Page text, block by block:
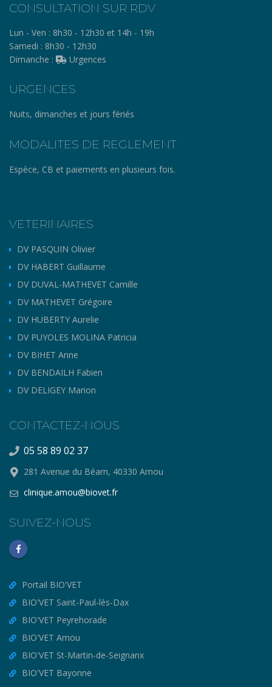
CONSULTATION SUR RDV
Lun - Ven : 8h30 - 12h30 et 14h - 19h
Samedi : 8h30 - 12h30
Dimanche :
Urgences
URGENCES
Nuits, dimanches et jours fériés
MODALITES DE REGLEMENT
Espèce, CB et paiements en plusieurs fois.
VETERINAIRES
DV PASQUIN Olivier
DV HABERT Guillaume
DV DUVAL-MATHEVET Camille
DV MATHEVET Grégoire
DV HUBERTY Aurelie
DV PUYOLES MOLINA Patricia
DV BIHET Anne
DV BENDAILH Fabien
DV DELIGEY Marion
CONTACTEZ-NOUS
05 58 89 02 37
281 Avenue du Béarn, 40330 Amou
clinique.amou@biovet.fr
SUIVEZ-NOUS
Portail BIO'VET
BIO'VET Saint-Paul-lès-Dax
BIO'VET Peyrehorade
BIO'VET Amou
BIO'VET St-Martin-de-Seignanx
BIO'VET Bayonne